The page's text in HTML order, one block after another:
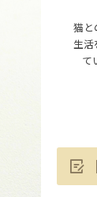
猫と
生活
て